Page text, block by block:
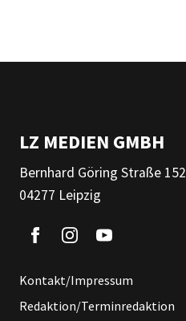
LZ MEDIEN GMBH
Bernhard Göring Straße 152
04277 Leipzig
Kontakt/Impressum
Redaktion/Terminredaktion